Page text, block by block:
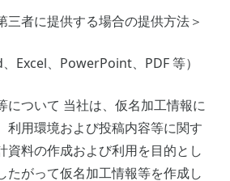
三者に提供する場合の提供方法＞
Excel、PowerPoint、PDF 等）
について 当社は、仮名加工情報に
利用環境および投稿内容等に関す
資料の作成および利用を目的とし
たがって仮名加工情報等を作成し